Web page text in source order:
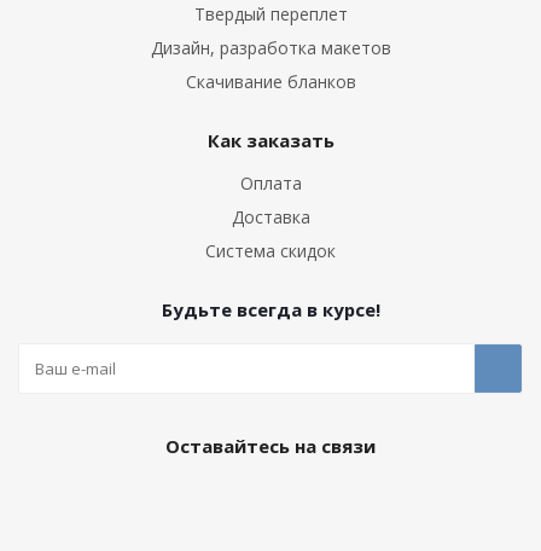
Твердый переплет
Дизайн, разработка макетов
Скачивание бланков
Как заказать
Оплата
Доставка
Система скидок
Будьте всегда в курсе!
Оставайтесь на связи